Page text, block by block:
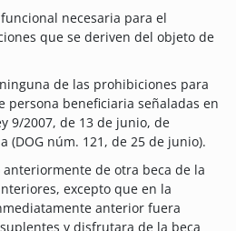
necesaria para el
que se deriven del objeto de
de las prohibiciones para
persona beneficiaria señaladas en
9/2007, de 13 de junio, de
(DOG núm. 121, de 25 de junio).
de otra beca de la
excepto que en la
anterior fuera
y disfrutara de la beca